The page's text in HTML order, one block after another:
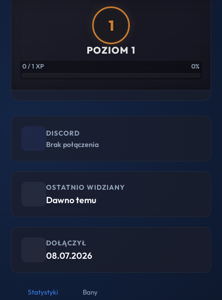
1
POZIOM 1
0 / 1 XP 0%
DISCORD
Brak połączenia
OSTATNIO WIDZIANY
Dawno temu
DOŁĄCZYŁ
08.07.2026
Statystyki Bany